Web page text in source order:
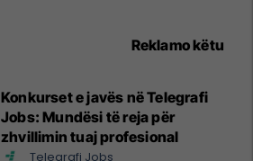
Reklamo këtu
Konkurset e javës në Telegrafi
Jobs: Mundësi të reja për
zhvillimin tuaj profesional
Telegrafi Jobs